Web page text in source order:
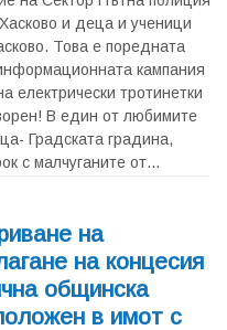
и деца и ученици
Това е поредната
кампания
електрически тротинетки
В един от любимите
Градската градина,
с малчуганите от...
на
на концесия
общинска
в имот с